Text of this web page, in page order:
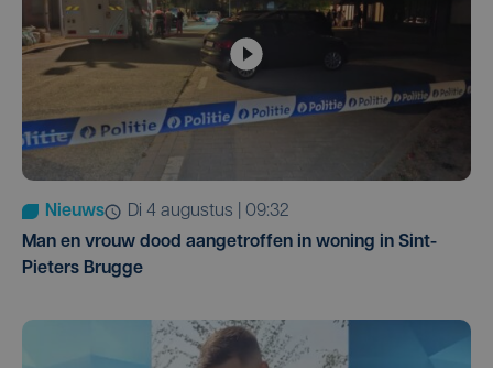
Nieuws
di 4 augustus | 09:32
Man en vrouw dood aangetroffen in woning in Sint-
Pieters Brugge